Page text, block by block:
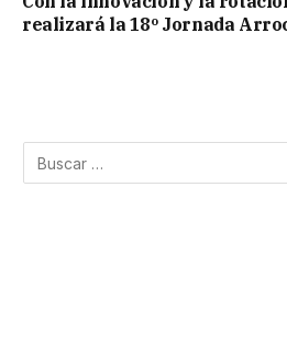
realizará la 18º Jornada